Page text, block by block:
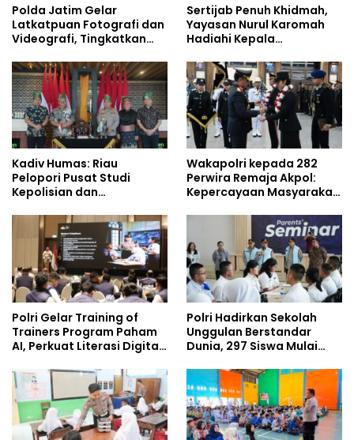
Polda Jatim Gelar
Latkatpuan Fotografi dan
Videografi, Tingkatkan
Era Digital
Sertijab Penuh Khidmah,
Yayasan Nurul Karomah
Hadiahi Kepala
Umrah
Kadiv Humas: Riau
Pelopori Pusat Studi
Kepolisian dan
Policing Masuki Babak
Wakapolri kepada 282
Perwira Remaja Akpol:
Kepercayaan Masyarakat
Polri Gelar Training of
Trainers Program Paham
AI, Perkuat Literasi Digital
Polri Hadirkan Sekolah
Unggulan Berstandar
Dunia, 297 Siswa Mulai